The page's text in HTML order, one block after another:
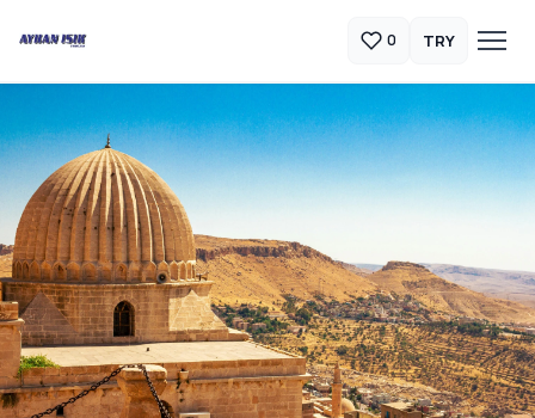
0 TRY